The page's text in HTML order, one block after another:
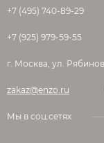
+7 (495) 740-89-29
+7 (925) 979-59-55
zakaz@enzo.ru
Мы в соц.сетях